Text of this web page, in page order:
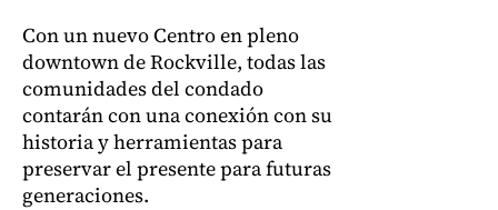
Con un nuevo Centro en pleno
downtown de Rockville, todas las
comunidades del condado
contarán con una conexión con su
historia y herramientas para
preservar el presente para futuras
generaciones.